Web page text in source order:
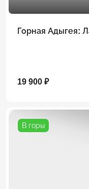
Горная Адыгея:
19 900 ₽
В горы